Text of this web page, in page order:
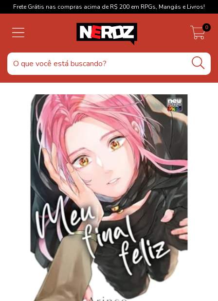
Frete Grátis nas compras acima de R$ 200 em RPGs, Mangás e Livros!
0